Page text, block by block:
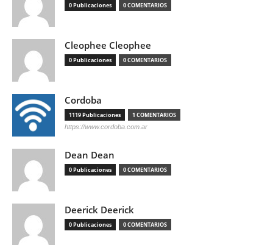
0 Publicaciones 0 COMENTARIOS
Cleophee Cleophee
0 Publicaciones 0 COMENTARIOS
Cordoba
1119 Publicaciones 1 COMENTARIOS
https://www.cordoba.com.ar
Dean Dean
0 Publicaciones 0 COMENTARIOS
Deerick Deerick
0 Publicaciones 0 COMENTARIOS